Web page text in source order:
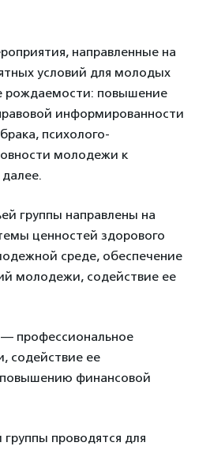
направленные на
условий для молодых
рождаемости: повышение
информированности
психолого-
молодежи к
группы направлены на
ценностей здорового
среде, обеспечение
молодежи, содействие ее
— профессиональное
содействие ее
повышению финансовой
проводятся для